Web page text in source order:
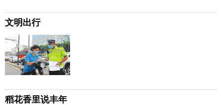
文明出行
稻花香里说丰年